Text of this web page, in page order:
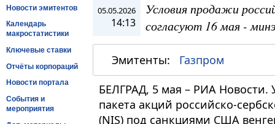
Новости эмитентов
Календарь
макростатистики
Ключевые ставки
Отчёты корпораций
Новости портала
События и
мероприятия
05.05.2026
14:13
Условия продажи
согласуют 16 мая -
Эмитенты: Газпром
БЕЛГРАД, 5 мая – РИА Новости.
пакета акций российско-
(NIS) под санкциями США